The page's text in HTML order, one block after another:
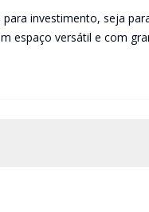
para investimento, seja
espaço versátil e com